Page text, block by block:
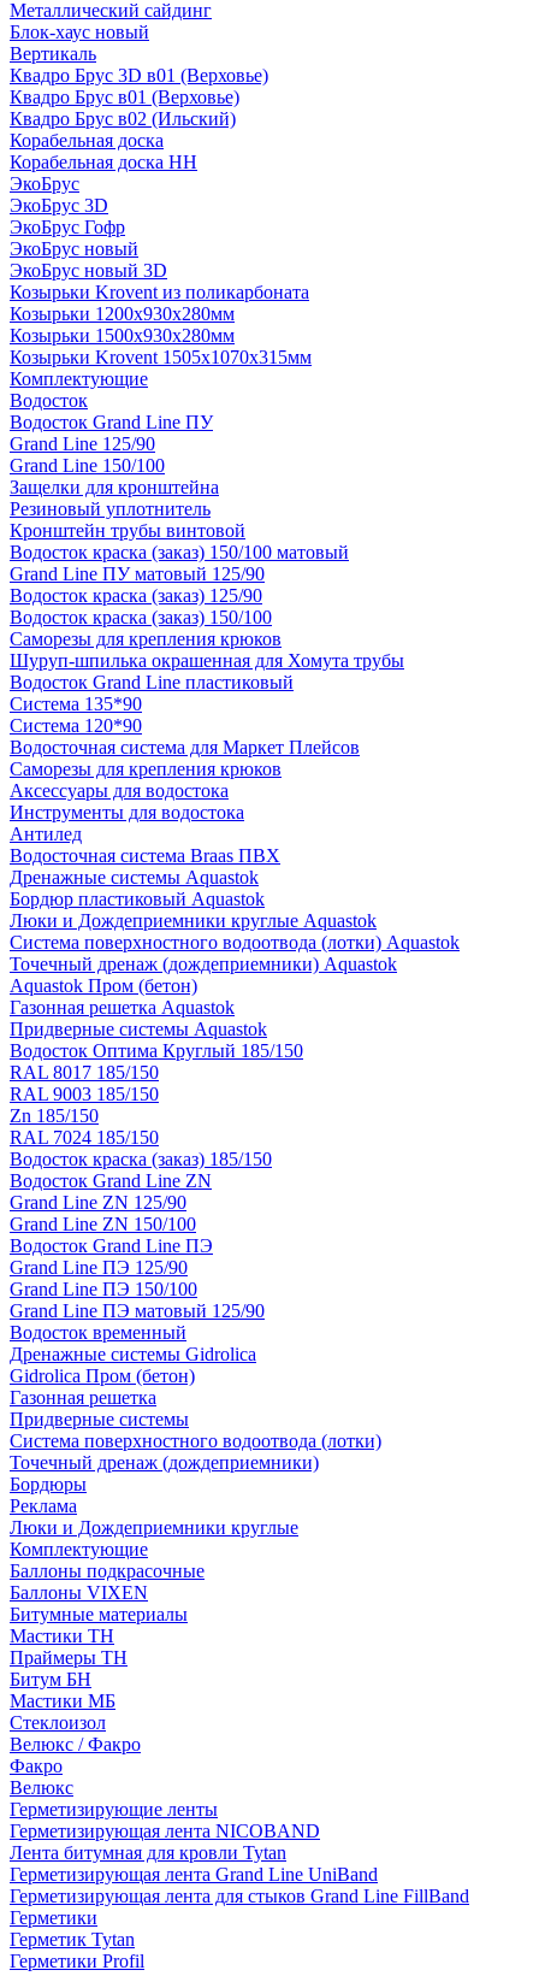
Металлический сайдинг
Блок-хаус новый
Вертикаль
Квадро Брус 3D в01 (Верховье)
Квадро Брус в01 (Верховье)
Квадро Брус в02 (Ильский)
Корабельная доска
Корабельная доска НН
ЭкоБрус
ЭкоБрус 3D
ЭкоБрус Гофр
ЭкоБрус новый
ЭкоБрус новый 3D
Козырьки Krovent из поликарбоната
Козырьки 1200х930х280мм
Козырьки 1500х930х280мм
Козырьки Krovent 1505х1070х315мм
Комплектующие
Водосток
Водосток Grand Line ПУ
Grand Line 125/90
Grand Line 150/100
Защелки для кронштейна
Резиновый уплотнитель
Кронштейн трубы винтовой
Водосток краска (заказ) 150/100 матовый
Grand Line ПУ матовый 125/90
Водосток краска (заказ) 125/90
Водосток краска (заказ) 150/100
Саморезы для крепления крюков
Шуруп-шпилька окрашенная для Хомута трубы
Водосток Grand Line пластиковый
Система 135*90
Система 120*90
Водосточная система для Маркет Плейсов
Саморезы для крепления крюков
Аксессуары для водостока
Инструменты для водостока
Антилед
Водосточная система Braas ПВХ
Дренажные системы Aquastok
Бордюр пластиковый Aquastok
Люки и Дождеприемники круглые Aquastok
Система поверхностного водоотвода (лотки) Aquastok
Точечный дренаж (дождеприемники) Aquastok
Aquastok Пром (бетон)
Газонная решетка Aquastok
Придверные системы Aquastok
Водосток Оптима Круглый 185/150
RAL 8017 185/150
RAL 9003 185/150
Zn 185/150
RAL 7024 185/150
Водосток краска (заказ) 185/150
Водосток Grand Line ZN
Grand Line ZN 125/90
Grand Line ZN 150/100
Водосток Grand Line ПЭ
Grand Line ПЭ 125/90
Grand Line ПЭ 150/100
Grand Line ПЭ матовый 125/90
Водосток временный
Дренажные системы Gidrolica
Gidrolica Пром (бетон)
Газонная решетка
Придверные системы
Система поверхностного водоотвода (лотки)
Точечный дренаж (дождеприемники)
Бордюры
Рекламa
Люки и Дождеприемники круглые
Комплектующие
Баллоны подкрасочные
Баллоны VIXEN
Битумные материалы
Мастики ТН
Праймеры ТН
Битум БН
Мастики МБ
Стеклоизол
Велюкс / Факро
Факро
Велюкс
Герметизирующие ленты
Герметизирующая лента NICOBAND
Лента битумная для кровли Tytan
Герметизирующая лента Grand Line UniBand
Герметизирующая лента для стыков Grand Line FillBand
Герметики
Герметик Tytan
Герметики Profil